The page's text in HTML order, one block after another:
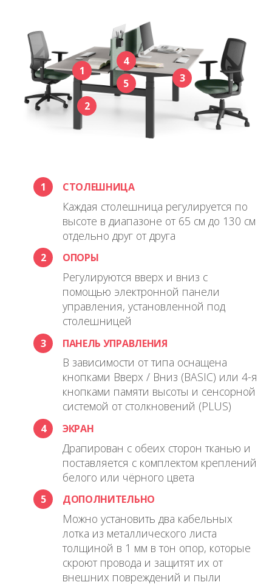
1
2
3
4
5
1 СТОЛЕШНИЦА
Каждая столешница регулируется по
высоте в диапазоне от 65 см до 130 см
отдельно друг от друга
2 ОПОРЫ
Регулируются вверх и вниз с
помощью электронной панели
управления, установленной под
столешницей
3 ПАНЕЛЬ УПРАВЛЕНИЯ
В зависимости от типа оснащена
кнопками Вверх / Вниз (BASIC) или 4-я
кнопками памяти высоты и сенсорной
системой от столкновений (PLUS)
4 ЭКРАН
Драпирован с обеих сторон тканью и
поставляется с комплектом креплений
белого или чёрного цвета
5 ДОПОЛНИТЕЛЬНО
Можно установить два кабельных
лотка из металлического листа
толщиной в 1 мм в тон опор, которые
скроют провода и защитят их от
внешних повреждений и пыли